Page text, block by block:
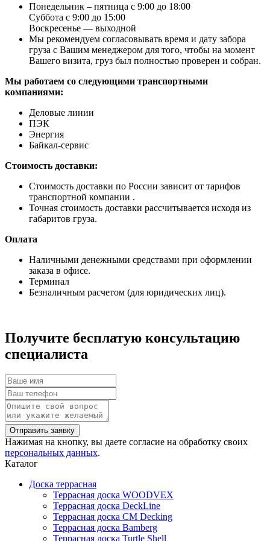
Понедельник – пятница с 9:00 до 18:00
Суббота с 9:00 до 15:00
Воскресенье — выходной
Мы рекомендуем согласовывать время и дату забора
груза с Вашим менеджером для того, чтобы на момент
Вашего визита, груз был полностью проверен и собран.
Мы работаем со следующими транспортными
компаниями:
Деловые линии
ПЭК
Энергия
Байкал-сервис
Стоимость доставки:
Стоимость доставки по России зависит от тарифов
транспортной компании .
Точная стоимость доставки рассчитывается исходя из
габаритов груза.
Оплата
Наличными денежными средствами при оформлении
заказа в офисе.
Терминал
Безналичным расчетом (для юридических лиц).
Получите бесплатую консультацию
специалиста
Нажимая на кнопку, вы даете согласие на обработку своих
персональных данных.
Каталог
Доска террасная
Террасная доска WOODVEX
Террасная доска DeckLine
Террасная доска CM Decking
Террасная доска Bamberg
Террасная доска Turtle Shell